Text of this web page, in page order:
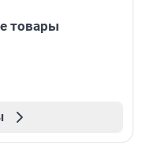
товары